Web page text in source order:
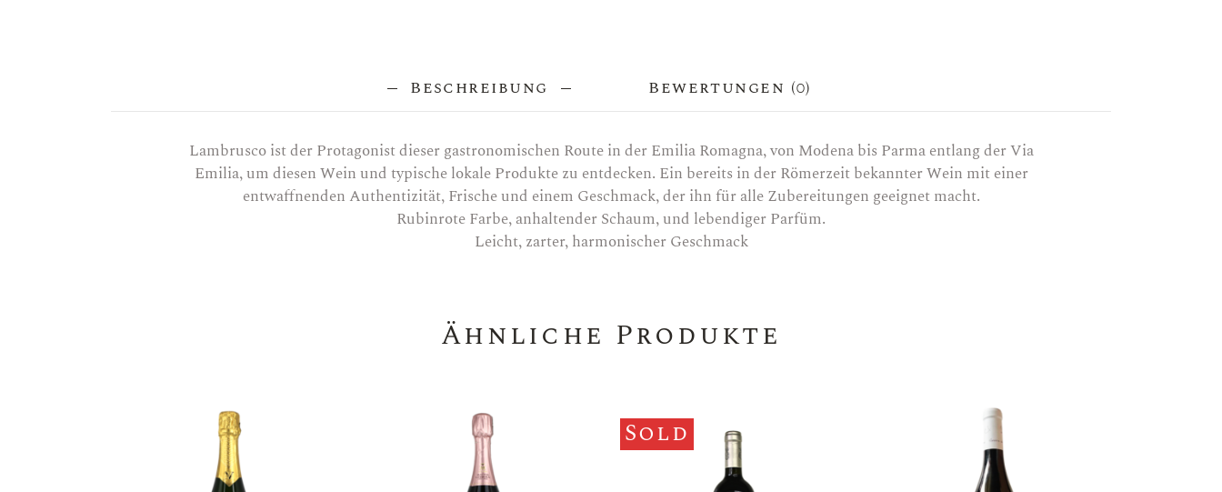
Beschreibung Bewertungen (0)
Lambrusco ist der Protagonist dieser gastronomischen Route in der Emilia Romagna, von Modena bis Parma entlang der Via
Emilia, um diesen Wein und typische lokale Produkte zu entdecken. Ein bereits in der Römerzeit bekannter Wein mit einer
entwaffnenden Authentizität, Frische und einem Geschmack, der ihn für alle Zubereitungen geeignet macht.
Rubinrote Farbe, anhaltender Schaum, und lebendiger Parfüm.
Leicht, zarter, harmonischer Geschmack
Ähnliche Produkte
Sold